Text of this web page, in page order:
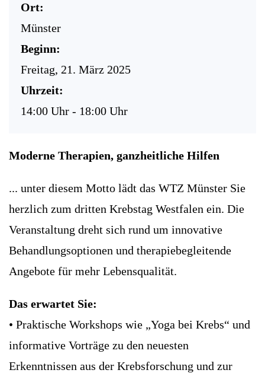
Ort:
Münster
Beginn:
Freitag, 21. März 2025
Uhrzeit:
14:00 Uhr - 18:00 Uhr
Moderne Therapien, ganzheitliche Hilfen
... unter diesem Motto lädt das WTZ Münster Sie
herzlich zum dritten Krebstag Westfalen ein. Die
Veranstaltung dreht sich rund um innovative
Behandlungsoptionen und therapiebegleitende
Angebote für mehr Lebensqualität.
Das erwartet Sie:
• Praktische Workshops wie „Yoga bei Krebs“ und
informative Vorträge zu den neuesten
Erkenntnissen aus der Krebsforschung und zur